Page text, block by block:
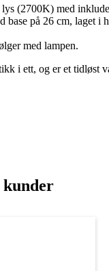
(2700K) med
base på 26 cm, laget i
med lampen.
i ett, og er et tidløst